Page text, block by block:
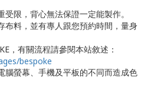
限，背心無法保證一定能製作。
布料，並有專人跟您預約時間，量身
，有關流程請參閱本站敘述：
bespoke
腦螢幕、手機及平板的不同而造成色